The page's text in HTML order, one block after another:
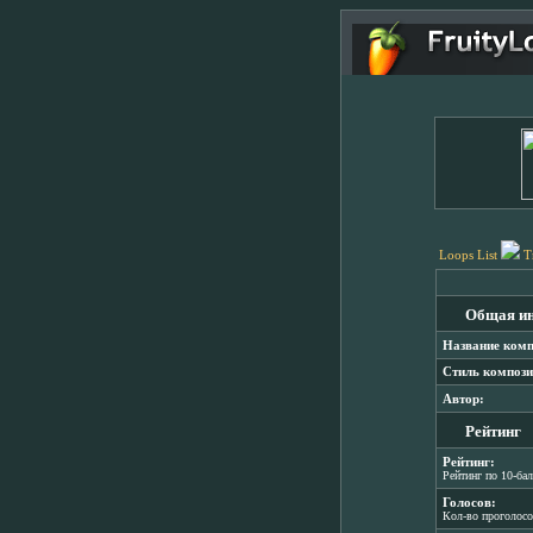
Loops List
Общая
Название
Стиль
Автор:
Рейтинг
Рейтинг:
Рейтинг по 10-
Голосов:
Кол-во